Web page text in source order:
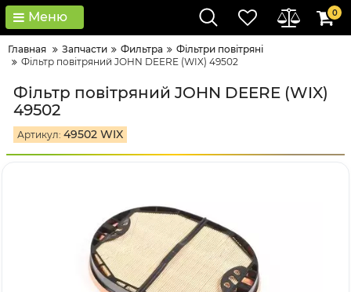
Меню 0
Главная Запчасти Фильтра
Фільтри повітряні
Фільтр повітряний JOHN DEERE (WIX) 49502
Фільтр повітряний JOHN DEERE (WIX)
49502
Артикул: 49502 WIX